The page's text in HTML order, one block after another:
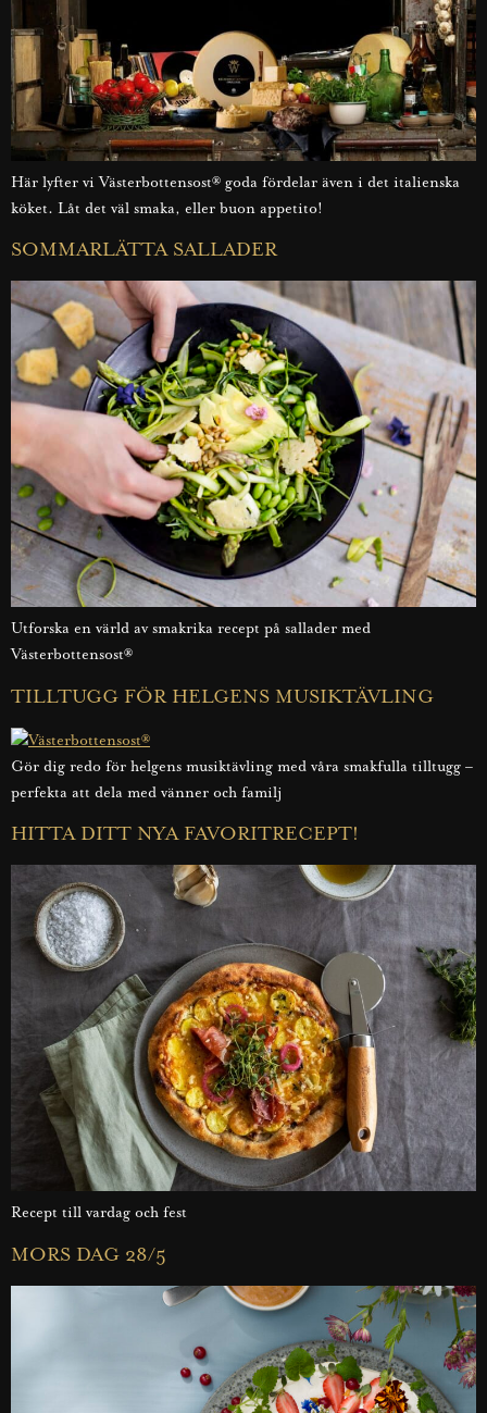
Här lyfter vi Västerbottensost® goda fördelar även i det italienska
köket. Låt det väl smaka, eller buon appetito!
SOMMARLÄTTA SALLADER
Utforska en värld av smakrika recept på sallader med
Västerbottensost®
TILLTUGG FÖR HELGENS MUSIKTÄVLING
Gör dig redo för helgens musiktävling med våra smakfulla tilltugg –
perfekta att dela med vänner och familj
HITTA DITT NYA FAVORITRECEPT!
Recept till vardag och fest
MORS DAG 28/5